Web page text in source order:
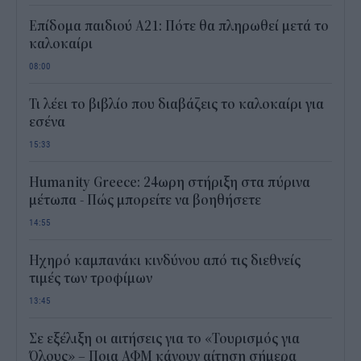
Επίδομα παιδιού Α21: Πότε θα πληρωθεί μετά το
καλοκαίρι
08:00
Τι λέει το βιβλίο που διαβάζεις το καλοκαίρι για
εσένα
15:33
Humanity Greece: 24ωρη στήριξη στα πύρινα
μέτωπα - Πώς μπορείτε να βοηθήσετε
14:55
Ηχηρό καμπανάκι κινδύνου από τις διεθνείς
τιμές των τροφίμων
13:45
Σε εξέλιξη οι αιτήσεις για το «Τουρισμός για
Όλους» – Ποια ΑΦΜ κάνουν αίτηση σήμερα